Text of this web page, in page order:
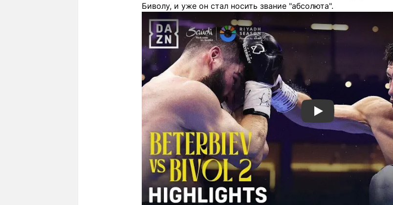
Биволу, и уже он стал носить звание "абсолюта".
Смотреть видео YouTube